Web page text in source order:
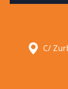
C/